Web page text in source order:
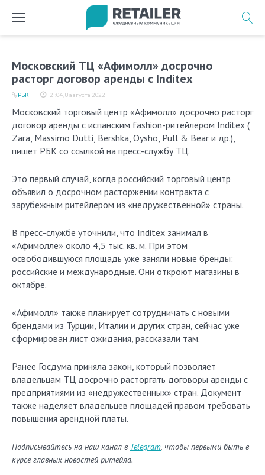
Московский ТЦ «Афимолл» досрочно
расторг договор аренды с Inditex
21:04, 8 августа 2022
РБК
Московский торговый центр «Афимолл» досрочно расторг
договор аренды с испанским fashion-ритейлером Inditex (
Zara, Massimo Dutti, Bershka, Oysho, Pull & Bear и др.),
пишет РБК со ссылкой на пресс-службу ТЦ.
Это первый случай, когда российский торговый центр
объявил о досрочном расторжении контракта с
зарубежным ритейлером из «недружественной» страны.
В пресс-службе уточнили, что Inditex занимал в
«Афимолле» около 4,5 тыс. кв. м. При этом
освободившуюся площадь уже заняли новые бренды:
российские и международные. Они откроют магазины в
октябре.
«Афимолл» также планирует сотрудничать с новыми
брендами из Турции, Италии и других стран, сейчас уже
сформирован лист ожидания, рассказали там.
Ранее Госдума приняла закон, который позволяет
владельцам ТЦ досрочно расторгать договоры аренды с
предприятиями из «недружественных» стран. Документ
также наделяет владельцев площадей правом требовать
повышения арендной платы.
Подписывайтесь на наш канал в Telegram, чтобы первыми быть в
курсе главных новостей ритейла.